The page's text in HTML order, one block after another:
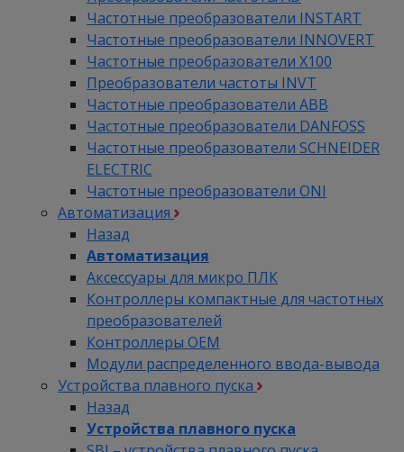
Частотные преобразователи INSTART
Частотные преобразователи INNOVERT
Частотные преобразователи Х100
Преобразователи частоты INVT
Частотные преобразователи ABB
Частотные преобразователи DANFOSS
Частотные преобразователи SCHNEIDER
ELECTRIC
Частотные преобразователи ONI
Автоматизация
Назад
Автоматизация
Аксессуары для микро ПЛК
Контроллеры компактные для частотных
преобразователей
Контроллеры ОЕМ
Модули распределенного ввода-вывода
Устройства плавного пуска
Назад
Устройства плавного пуска